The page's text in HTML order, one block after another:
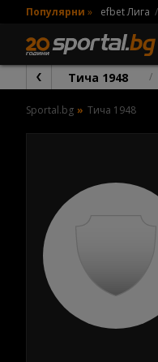
Популярни » efbet Лига
Тича 1948
Sportal.bg Тича 1948